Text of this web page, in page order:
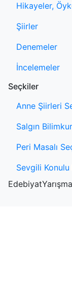
Hikayeler,
Şiirler
Denemeler
İncelemeler
Seçkiler
Anne Şiirleri
Salgın
Peri Masalı
Sevgili